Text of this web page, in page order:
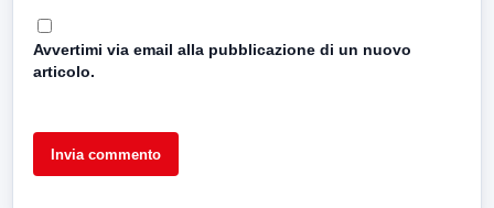
Avvertimi via email alla pubblicazione di un nuovo
articolo.